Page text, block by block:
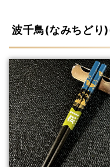
波千鳥(なみちどり